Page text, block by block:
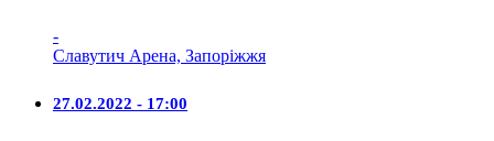
-
Славутич Арена, Запоріжжя
27.02.2022 - 17:00